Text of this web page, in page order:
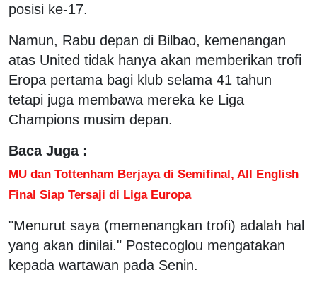
posisi ke-17.
Namun, Rabu depan di Bilbao, kemenangan
atas United tidak hanya akan memberikan trofi
Eropa pertama bagi klub selama 41 tahun
tetapi juga membawa mereka ke Liga
Champions musim depan.
Baca Juga :
MU dan Tottenham Berjaya di Semifinal, All English
Final Siap Tersaji di Liga Europa
"Menurut saya (memenangkan trofi) adalah hal
yang akan dinilai." Postecoglou mengatakan
kepada wartawan pada Senin.